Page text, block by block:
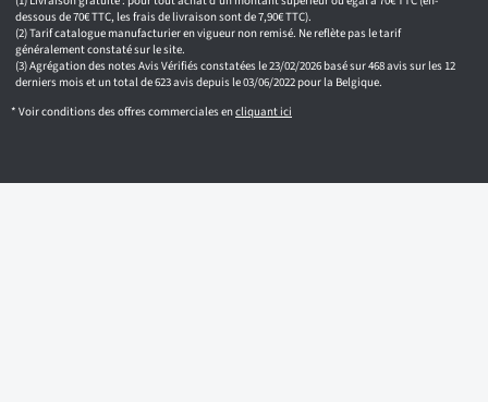
dessous de 70€ TTC, les frais de livraison sont de 7,90€ TTC).
Tarif catalogue manufacturier en vigueur non remisé. Ne reflète pas le tarif
généralement constaté sur le site.
Agrégation des notes Avis Vérifiés constatées le 23/02/2026 basé sur 468 avis sur les 12
derniers mois et un total de 623 avis depuis le 03/06/2022 pour la Belgique.
* Voir conditions des offres commerciales encliquant ici